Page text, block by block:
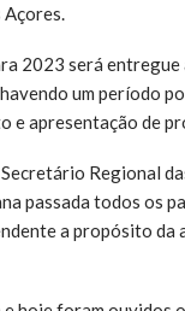
Açores.
2023 será entregue
um período
e apresentação de
Regional
passada todos os
a propósito da